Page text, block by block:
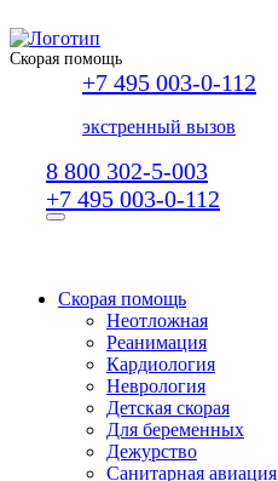
Скорая помощь
+7 495 003-0-112
экстренный вызов
8 800 302-5-003
+7 495 003-0-112
Скорая помощь
Неотложная
Реанимация
Кардиология
Неврология
Детская скорая
Для беременных
Дежурство
Санитарная авиация